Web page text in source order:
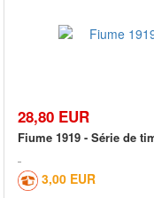
28,80 EUR
Fiume 1919 - Série de
3,00 EUR